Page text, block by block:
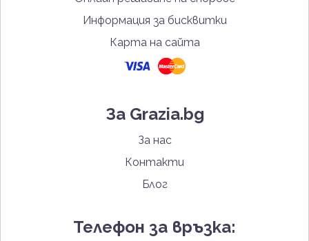
Информация за бисквитки
Карта на сайта
За Grazia.bg
За нас
Контакти
Блог
Телефон за връзка: